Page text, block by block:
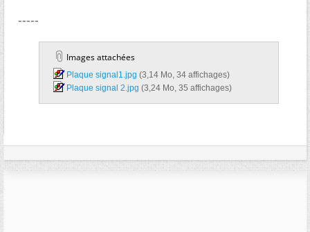
-----
Images attachées
Plaque signal1.jpg‎ (3,14 Mo, 34 affichages)
Plaque signal 2.jpg‎ (3,24 Mo, 35 affichages)